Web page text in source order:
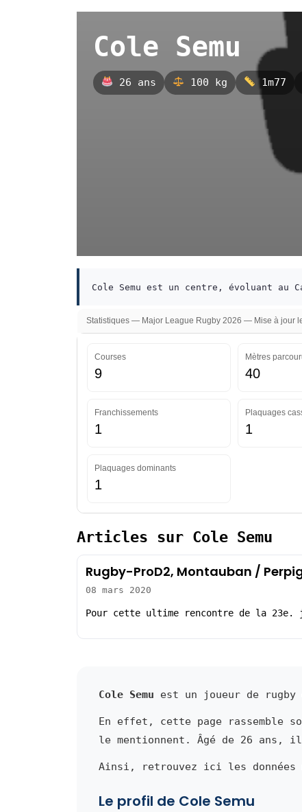
Cole Semu
26 ans 100 kg 1m77
Cole Semu est un centre, évoluant au
Statistiques — Major League Rugby 2026 — Mise à jour
Courses
9
Mètres
40
Franchissements
1
Plaquages
1
Plaquages dominants
1
Articles sur Cole Semu
Rugby-ProD2, Montauban /
08 mars 2020
Pour cette ultime rencontre de la 23e.
Cole Semu est un joueur de
En effet, cette page rassemble
le mentionnent. Âgé de 26
Ainsi, retrouvez ici les
Le profil de Cole Semu